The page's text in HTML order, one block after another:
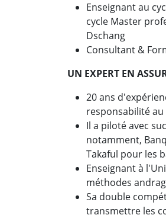
Enseignant au
cycle Master
Dschang
Consultant &
UN EXPERT EN
20 ans
responsabilité
Il a piloté avec
notamment,
Takaful pour les
Enseignant à
méthodes
Sa double
transmettre les